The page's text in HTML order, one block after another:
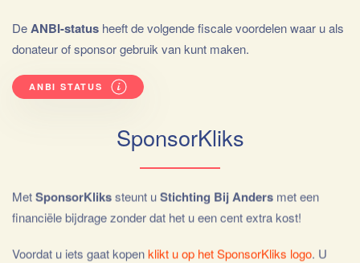
DeANBI-status heeft de volgende fiscale voordelen waar u als
donateur of sponsor gebruik van kunt maken.
ANBI STATUS
SponsorKliks
MetSponsorKlikssteunt uStichting Bij Anders met een
financiële bijdrage zonder dat het u een cent extra kost!
Voordat u iets gaat kopenklikt u op het SponsorKliks logo . U